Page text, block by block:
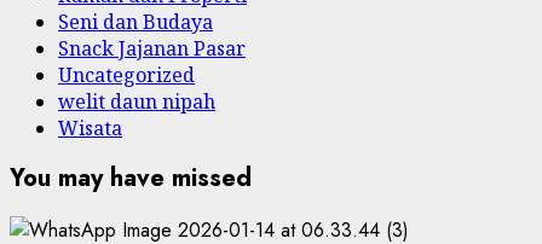
Seni dan Budaya
Snack Jajanan Pasar
Uncategorized
welit daun nipah
Wisata
You may have missed